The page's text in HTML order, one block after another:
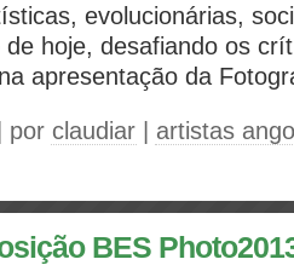
evolucionárias,
hoje, desafiando os
apresentação da
por claudiar artistas
BES